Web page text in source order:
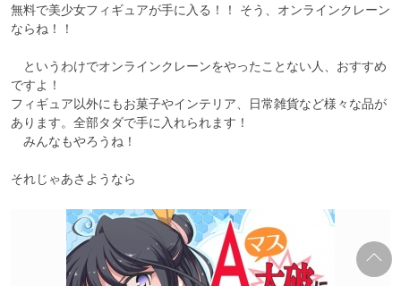
無料で美少女フィギュアが手に入る！！ そう、オンラインクレーン
ならね！！
というわけでオンラインクレーンをやったことない人、おすすめ
ですよ！
フィギュア以外にもお菓子やインテリア、日常雑貨など様々な品が
あります。全部タダで手に入れられます！
みんなもやろうね！
それじゃあさようなら